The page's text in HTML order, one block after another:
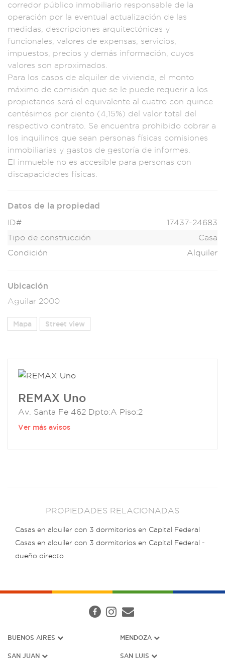
corredor público inmobiliario responsable de la
operación por la eventua l actualización de las
medidas, descripciones arquitectónicas y
funcionales, valores de expensas, servicios,
impuestos, precios y demás información, cuyos
valores son aproximados.
Para los casos de alquiler de vivienda, el monto
máximo de comisión que se le puede requerir a los
propietarios será el equivalente al cuatro con quince
centésimos por ciento (4,15%) del val or total del
respectivo contrato. Se encuentra prohibido cobrar a
los inquilinos que sean personas físicas comisiones
inmobiliarias y gastos de gestoría de informes.
E l inmueble no es accesible para personas con
discapacidades físicas.
Datos de la propiedad
ID#
17437-24683
Tipo de construcción
Casa
Condición
Alquiler
Ubicación
Aguilar 2000
Mapa Street view
REMAX Uno
Av. Santa Fe 462 Dpto:A Piso:2
Ver más avisos
PROPIEDADES RELACIONADAS
Casas en alquiler con 3 dormitorios en Capital Federal
Casas en alquiler con 3 dormitorios en Capital Federal -
dueño directo
BUENOS AIRES MENDOZA
SAN JUAN SAN LUIS